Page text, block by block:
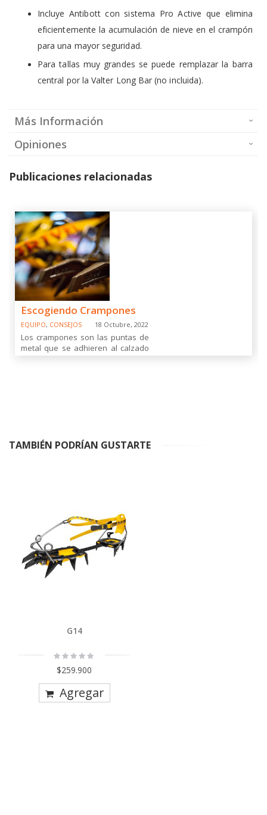
Incluye Antibott con sistema Pro Active que elimina
eficientemente la acumulación de nieve en el crampón
para una mayor seguridad.
Para tallas muy grandes se puede remplazar la barra
central por la Valter Long Bar (no incluida).
Más Información
Opiniones
Publicaciones relacionadas
Escogiendo Crampones
EQUIPO, CONSEJOS 18 Octubre, 2022
Los crampones son las puntas de
metal que se adhieren al calzado
de montaña con el fin de otorgarle
TAMBIÉN PODRÍAN GUSTARTE
G14
Rating:
0%
$259.900
Agregar